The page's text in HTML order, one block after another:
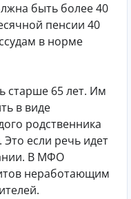
быть более 40
пенсии 40
в норме
старше 65 лет. Им
в виде
родственника
если речь идет
В МФО
неработающим